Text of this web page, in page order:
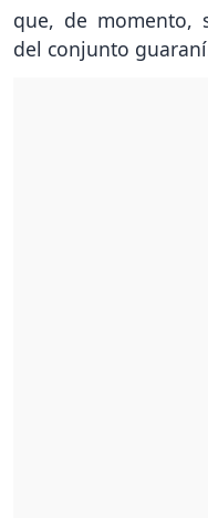
que, de momento,
del conjunto